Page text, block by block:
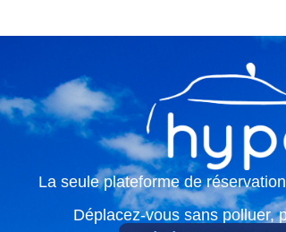
La seule plateforme de
Déplacez-vous sans polluer,